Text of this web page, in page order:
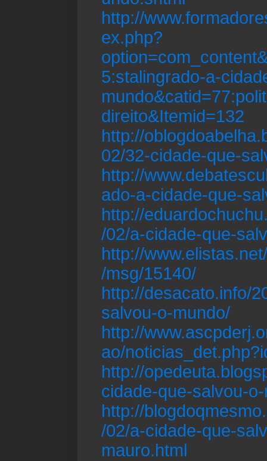
http://
ex.php?
5:stalingrado-a-
direito&Itemid=132
http://
02/32-cidade-que-
http://
ado-a-cidade-que-
http://
/02/a-cidade-que-
http://
/msg/15140/
http://desacato.info/
salvou-o-mundo/
http://
ao/
http://
cidade-que-salvou-
http://
/02/a-cidade-que-
mauro.html